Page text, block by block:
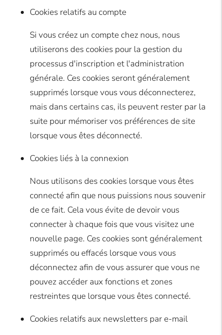
Cookies relatifs au compte
Si vous créez un compte chez nous, nous
utiliserons des cookies pour la gestion du
processus d'inscription et l'administration
générale. Ces cookies seront généralement
supprimés lorsque vous vous déconnecterez,
mais dans certains cas, ils peuvent rester par la
suite pour mémoriser vos préférences de site
lorsque vous êtes déconnecté.
Cookies liés à la connexion
Nous utilisons des cookies lorsque vous êtes
connecté afin que nous puissions nous souvenir
de ce fait. Cela vous évite de devoir vous
connecter à chaque fois que vous visitez une
nouvelle page. Ces cookies sont généralement
supprimés ou effacés lorsque vous vous
déconnectez afin de vous assurer que vous ne
pouvez accéder aux fonctions et zones
restreintes que lorsque vous êtes connecté.
Cookies relatifs aux newsletters par e-mail